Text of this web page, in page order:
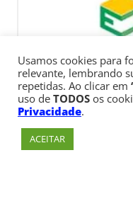
Usamos cookies para
relevante, lembrando
repetidas. Ao clicar em
uso de TODOS os
Privacidade.
ACEITAR